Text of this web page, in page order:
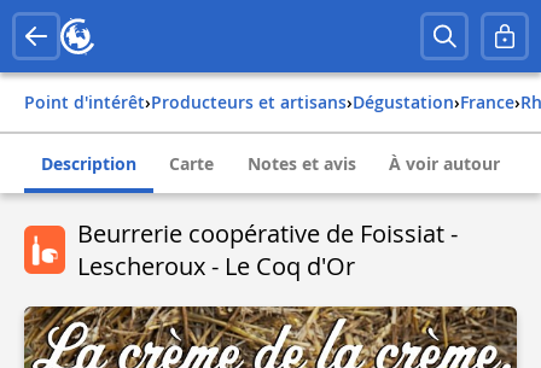
Point d'intérêt› Producteurs et artisans› Dégustation› france›
Description Carte Notes et avis À voir autour
Beurrerie coopérative de Foissiat -
Lescheroux - Le Coq d'Or